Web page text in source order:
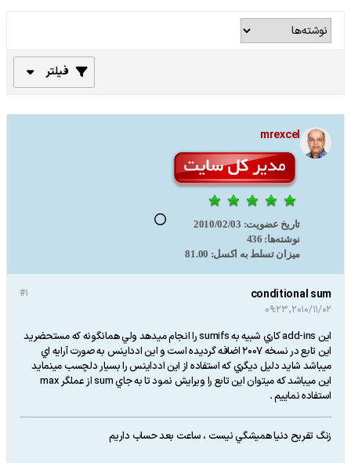
فیلتر
mrexcel
تاریخ عضویت: 2010/02/03
نوشته‌ها: 436
میزان تسلط به اکسل: 81.00
#1 conditional sum
2010/11/02, 09:23
اين add-ins كاري شبيه به sumifs را انجام ميدهد ولي همانگونه كه مستحضريد
اين تابع در نسخه 2007 اضافه گرديده است و اين ادداينس به صورت آرايه اي
ميباشد شايد دليل ديگري كه استفاده از اين ادداينس را بسيار دلچسب مينمايد
اين ميباشد كه ميتوان اين تابع را ويرايش نمود تا به جاي sum از عملگر max
استفاده نماييم .
زنگ تفريح دنيا هميشگي نيست ، ساعت بعد حساب داريم